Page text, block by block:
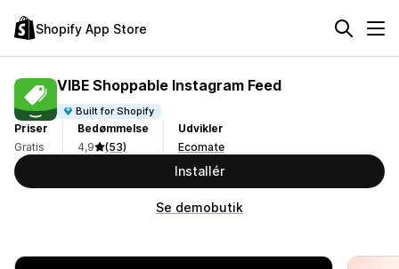
Shopify App Store
VIBE Shoppable Instagram Feed
Built for Shopify
Priser
Gratis
Bedømmelse
4,9
(53)
Udvikler
Ecomate
Installér
Se demobutik